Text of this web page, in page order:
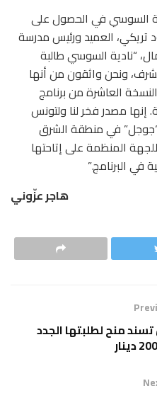
السوسي في الحصول على
العميد ورئيس مدرسة
“نادية السوسي طالبة
ونحن واثقون من أنها
العاشرة من برنامج
إنها مصدر فخر لنا ولتونس
“جوجل” في منطقة الشرق
المنظمة على إتاحتها
في البرنامج.”
هاجر عزّوني
منح لطلبتها الجدد